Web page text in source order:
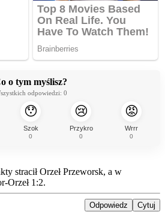
o tym myślisz?
odpowiedzi: 0
😯
Szok
0
😢
Przykro
0
😡
Wrrr
0
stracił Orzeł Przeworsk, a w
Orzeł 1:2.
Odpowiedz Cytuj